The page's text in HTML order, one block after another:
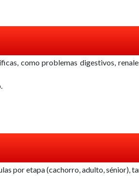
como problemas digestivos,
por etapa (cachorro, adulto, sénior),